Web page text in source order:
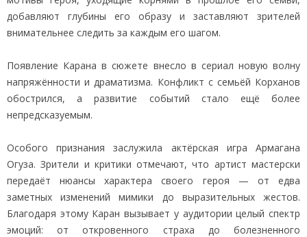
добавляют глубины его образу и заставляют зрителей
внимательнее следить за каждым его шагом.
Появление Карана в сюжете внесло в сериал новую волну
напряжённости и драматизма. Конфликт с семьёй Корханов
обострился, а развитие событий стало ещё более
непредсказуемым.
Особого признания заслужила актёрская игра Армагана
Огуза. Зрители и критики отмечают, что артист мастерски
передаёт нюансы характера своего героя — от едва
заметных изменений мимики до выразительных жестов.
Благодаря этому Каран вызывает у аудитории целый спектр
эмоций: от откровенного страха до болезненного